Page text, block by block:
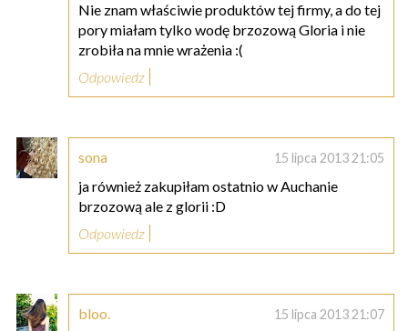
Nie znam właściwie produktów tej firmy, a do tej
pory miałam tylko wodę brzozową Gloria i nie
zrobiła na mnie wrażenia :(
Odpowiedz
sona 15 lipca 2013 21:05
ja również zakupiłam ostatnio w Auchanie
brzozową ale z glorii :D
Odpowiedz
bloo. 15 lipca 2013 21:07